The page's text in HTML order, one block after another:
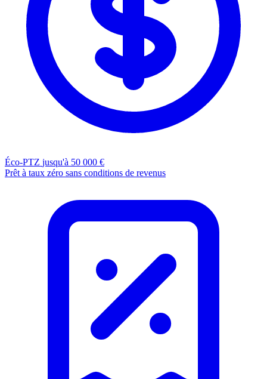
Éco-PTZ jusqu'à 50 000 €
Prêt à taux zéro sans conditions de revenus